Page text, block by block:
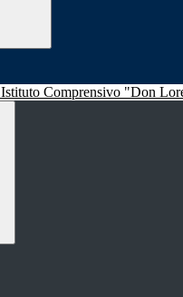
Istituto Comprensivo "Don